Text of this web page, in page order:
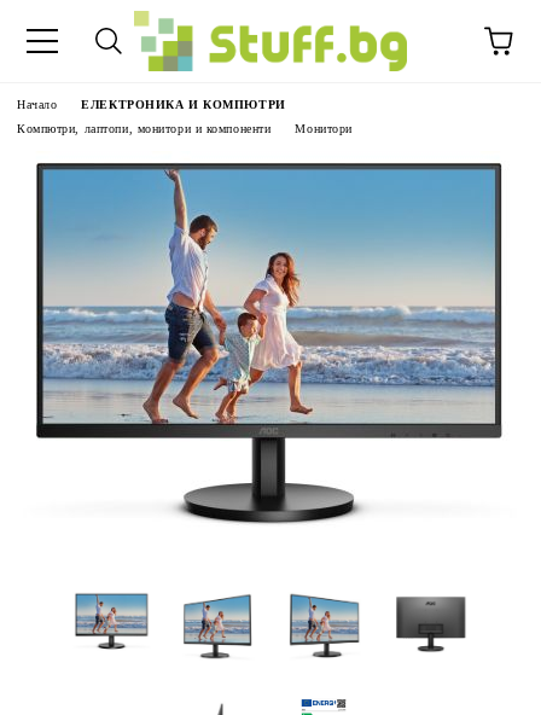
Начало
ЕЛЕКТРОНИКА И КОМПЮТРИ
Компютри, лаптопи, монитори и компоненти
Монитори